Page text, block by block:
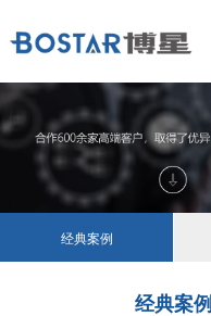
MES制造执行系统
客户案例
技术支持
博星科技
经典案例
经典案例